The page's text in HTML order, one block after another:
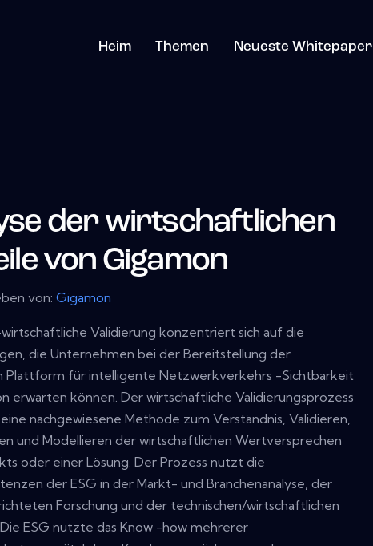
Heim Themen Neueste Whitepaper
der wirtschaftlichen
von Gigamon
von:Gigamon
Validierung konzentriert sich auf die
die Unternehmen bei der Bereitstellung der
Plattform für intelligente Netzwerkverkehrs -Sichtbarkeit
erwarten können. Der wirtschaftliche Validierungsprozess
nachgewiesene Methode zum Verständnis, Validieren,
und Modellieren der wirtschaftlichen Wertversprechen
oder einer Lösung. Der Prozess nutzt die
der ESG in der Markt- und Branchenanalyse, der
Forschung und der technischen/wirtschaftlichen
ESG nutzte das Know -how mehrerer